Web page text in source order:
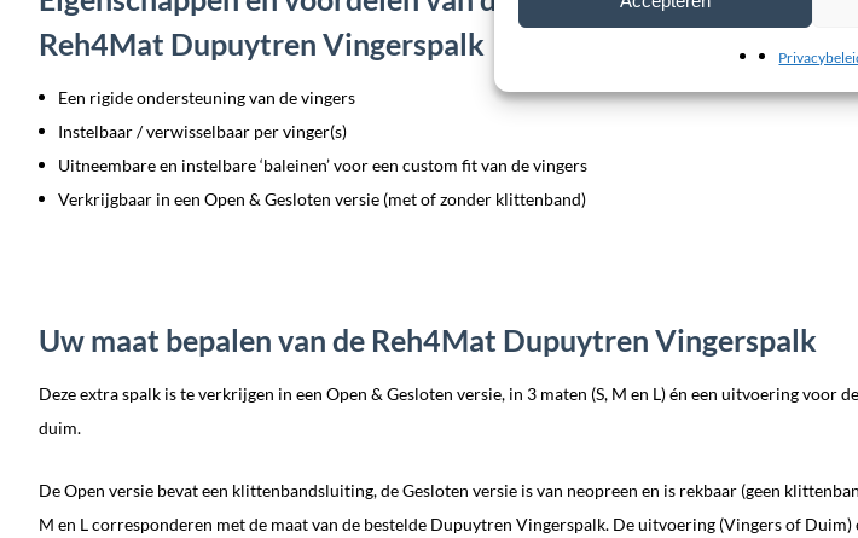
Reh4Mat Dupuytren Vingerspalk
Een rigide ondersteuning van de vingers
Instelbaar / verwisselbaar per vinger(s)
Uitneembare en instelbare ‘baleinen’ voor een custom fit van de vingers
Verkrijgbaar in een Open & Gesloten versie (met of zonder klittenband)
Uw maat bepalen van de Reh4Mat Dupuytren Vingerspalk
Deze extra spalk is te verkrijgen in een Open & Gesloten versie, in 3 maten (S, M en L) én een uitvoering voor
duim.
De Open versie bevat een klittenbandsluiting, de Gesloten versie is van neopreen en is rekbaar (geen
M en L corresponderen met de maat van de bestelde Dupuytren Vingerspalk. De uitvoering (Vingers of